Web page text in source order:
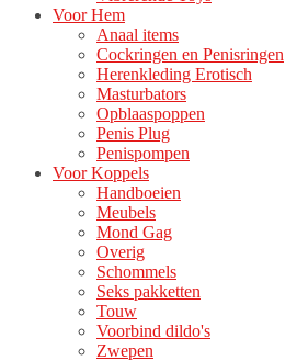
Voor Hem
Anaal items
Cockringen en Penisringen
Herenkleding Erotisch
Masturbators
Opblaaspoppen
Penis Plug
Penispompen
Voor Koppels
Handboeien
Meubels
Mond Gag
Overig
Schommels
Seks pakketten
Touw
Voorbind dildo's
Zwepen